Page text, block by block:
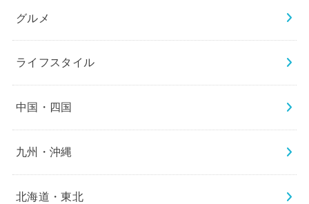
グルメ
ライフスタイル
中国・四国
九州・沖縄
北海道・東北